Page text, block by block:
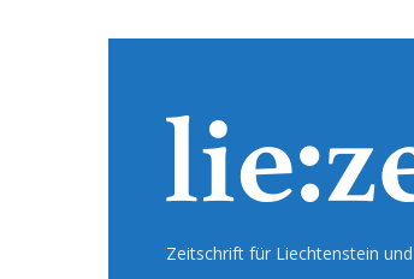
Zeitschrift für Liechtenstein